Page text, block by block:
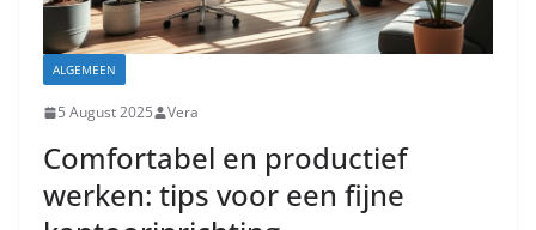
ALGEMEEN
5 August 2025 Vera
Comfortabel en productief
werken: tips voor een fijne